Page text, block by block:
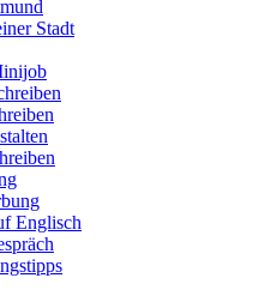
Stadt
Englisch